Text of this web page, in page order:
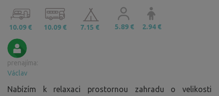
10.09 € 10.09 € 7.15 € 5.89 € 2.94 €
prenajíma:
Václav
Nabízím k relaxaci prostornou zahradu o velikosti